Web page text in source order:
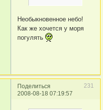
Необыкновенное небо!
Как же хочется у моря
погулять
Поделиться
231
2008-08-18 07:19:57